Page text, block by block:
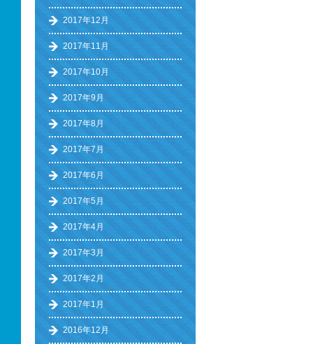
2017年12月
2017年11月
2017年10月
2017年9月
2017年8月
2017年7月
2017年6月
2017年5月
2017年4月
2017年3月
2017年2月
2017年1月
2016年12月